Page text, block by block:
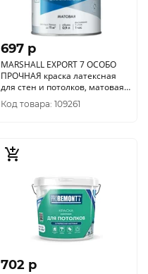
697 p
MARSHALL EXPORT 7 ОСОБО
ПРОЧНАЯ краска латексная
для стен и потолков, матовая,
база BW (0, 9л)
Код товара: 109261
702 p